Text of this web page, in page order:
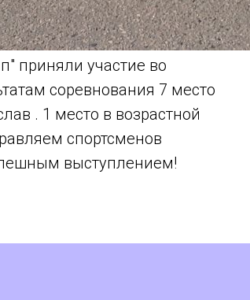
приняли участие во
соревнования 7 место
. 1 место в возрастной
спортсменов
выступлением!